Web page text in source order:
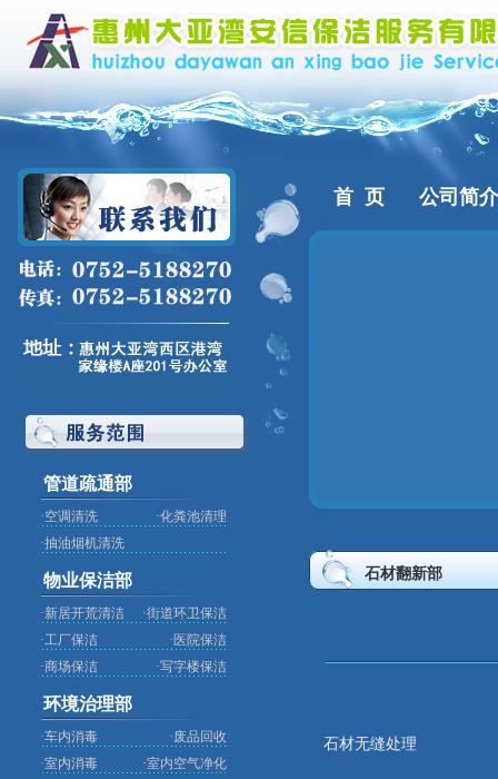
管道疏通部
·空调清洗 ·化粪池清理
·抽油烟机清洗
物业保洁部
·新居开荒清洁 ·街道环卫保洁
·工厂保洁 · 医院保洁
·商场保洁 ·写字楼保洁
环境治理部
·车内消毒 ·废品回收
·室内消毒 ·室内空气净化
首 页 公司简介
石材翻新部
石材无缝处理